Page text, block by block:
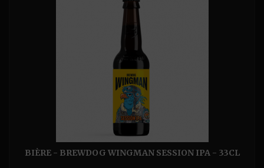
BIÈRE - BREWDOG WINGMAN SESSION IPA - 33CL